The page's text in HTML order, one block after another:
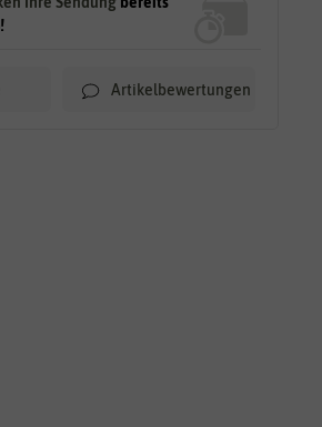
Artikelbewertungen